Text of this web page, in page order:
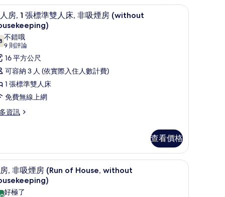
隔音 高級寢具、客房內保險箱、遮光布/窗簾、隔音
12 房, 1 張標準雙人床, 非吸煙房 (without
分，滿分 10 分
不錯哦
9 則評論
(9
則
評
論)
16 平方公尺
可容納 3 人 (依實際入住人數計費)
1 張標準雙人床
免費無線上網
資訊
查看價格
隔音 高級寢具、客房內保險箱、遮光布/窗簾、隔音
11, 非吸煙房 (Run of House, without
好極了